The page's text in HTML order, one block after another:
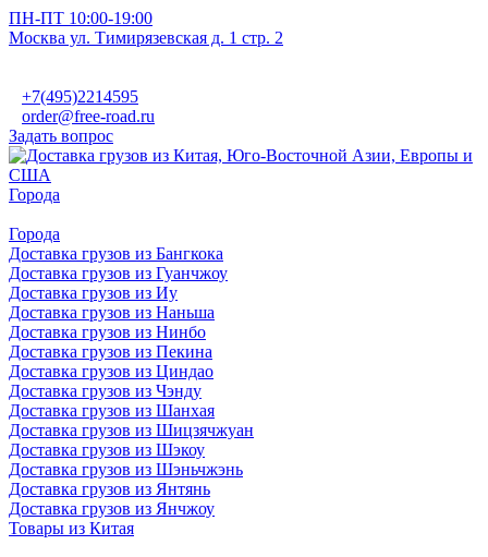
ПН-ПТ 10:00-19:00
Москва ул. Тимирязевская д. 1 стр. 2
+7(495)2214595
order@free-road.ru
Задать вопрос
Города
Города
Доставка грузов из Бангкока
Доставка грузов из Гуанчжоу
Доставка грузов из Иу
Доставка грузов из Наньша
Доставка грузов из Нинбо
Доставка грузов из Пекина
Доставка грузов из Циндао
Доставка грузов из Чэнду
Доставка грузов из Шанхая
Доставка грузов из Шицзячжуан
Доставка грузов из Шэкоу
Доставка грузов из Шэньчжэнь
Доставка грузов из Янтянь
Доставка грузов из Янчжоу
Товары из Китая